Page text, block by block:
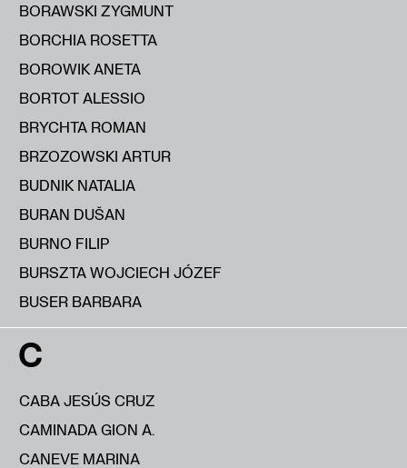
BORAWSKI ZYGMUNT
BORCHIA ROSETTA
BOROWIK ANETA
BORTOT ALESSIO
BRYCHTA ROMAN
BRZOZOWSKI ARTUR
BUDNIK NATALIA
BURAN DUŠAN
BURNO FILIP
BURSZTA WOJCIECH JÓZEF
BUSER BARBARA
C
CABA JESÚS CRUZ
CAMINADA GION A.
CANEVE MARINA